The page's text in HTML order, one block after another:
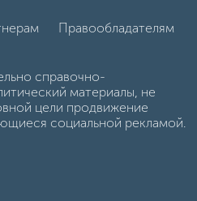
Правообладателям
справочно-
материалы, не
цели продвижение
социальной рекламой.